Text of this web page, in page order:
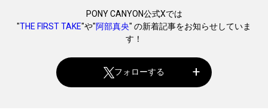
PONY CANYON公式Xでは
"THE FIRST TAKE"や"阿部真央" の新着記事をお知らせしていま
す！
フォローする